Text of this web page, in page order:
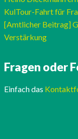
KulTour-Fahrt für
[Amtlicher Beitrag]
Verstärkung
Fragen oder
Einfach das